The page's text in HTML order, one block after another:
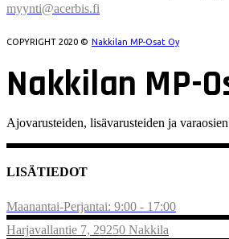
myynti@acerbis.fi
COPYRIGHT 2020 © Nakkilan MP-Osat Oy
Nakkilan MP-
Ajovarusteiden, lisävarusteiden ja
LISÄTIEDOT
Maanantai-Perjantai: 9:00 - 17:00
Harjavallantie 7, 29250 Nakkila